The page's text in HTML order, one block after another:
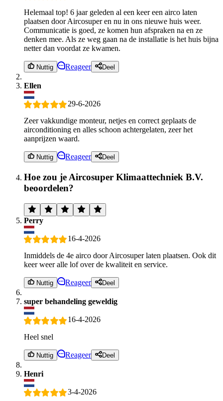
Helemaal top! 6 jaar geleden al een keer een airco laten
plaatsen door Aircosuper en nu in ons nieuwe huis weer.
Communicatie is goed, ze komen hun afspraken na en ze
denken mee. Als ze weg gaan na de installatie is het huis bijna
netter dan voordat ze kwamen.
Nuttig Reageer Deel
Ellen
29-6-2026
Zeer vakkundige monteur, netjes en correct geplaats de
airconditioning en alles schoon achtergelaten, zeer het
aanprijzen waard.
Nuttig Reageer Deel
Hoe zou je Aircosuper Klimaattechniek B.V.
beoordelen?
Perry
16-4-2026
Inmiddels de 4e airco door Aircosuper laten plaatsen. Ook dit
keer weer alle lof over de kwaliteit en service.
Nuttig Reageer Deel
super behandeling geweldig
16-4-2026
Heel snel
Nuttig Reageer Deel
Henri
3-4-2026